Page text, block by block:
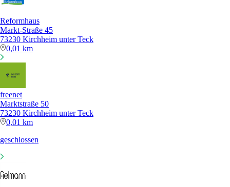
Reformhaus
Markt-Straße 45
73230 Kirchheim unter Teck
0,01 km
freenet
Marktstraße 50
73230 Kirchheim unter Teck
0,01 km
geschlossen